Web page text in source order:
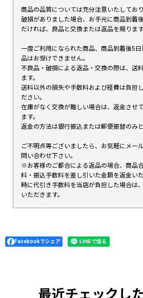
商品の品質については充分注意いたしてお
破損がありました場合、お手元に商品到着
だければ、良品と交換または返品を賜ります
一度ご利用になられた商品、商品到着後5
品はお受けできません。
不良品・破損による返品・交換の際は、送
ます。
送料以外の損失や手数料および経費は負担
ださい。
在庫がなく交換が難しい場合は、返金させ
ます。
返金の方法は銀行振込または郵便振替のみ
ご不明点等ございましたら、お気軽にメー
問い合わせ下さい。
※お客様のご都合による返品の場合、商品
料・振込手数料を差し引いた金額を返金い
時に代引き手数料を当店が負担した場合は
いただきます。
Facebookでシェア
最近チェックし